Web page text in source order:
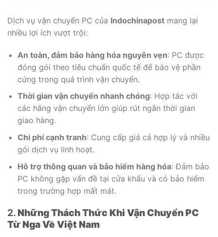
Dịch vụ vận chuyển PC của Indochinapost mang lại
nhiều lợi ích vượt trội:
An toàn, đảm bảo hàng hóa nguyên vẹn: PC được
đóng gói theo tiêu chuẩn quốc tế để bảo vệ phần
cứng trong quá trình vận chuyển.
Thời gian vận chuyển nhanh chóng: Hợp tác với
các hãng vận chuyển lớn giúp rút ngắn thời gian
giao hàng.
Chi phí cạnh tranh: Cung cấp giá cả hợp lý và nhiều
gói dịch vụ linh hoạt.
Hỗ trợ thông quan và bảo hiểm hàng hóa: Đảm bảo
PC không gặp vấn đề tại cửa khẩu và có bảo hiểm
trong trường hợp mất mát.
2. Những Thách Thức Khi Vận Chuyển PC
Từ Nga Về Việt Nam